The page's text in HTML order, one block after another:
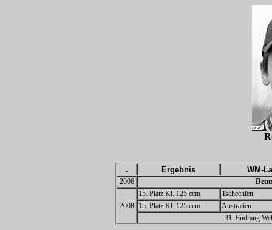
. Ergebnis WM-
2006
2008
15. Platz Kl. 125 ccm
Tschechien
15. Platz Kl. 125 ccm
Australien
31. Endrang